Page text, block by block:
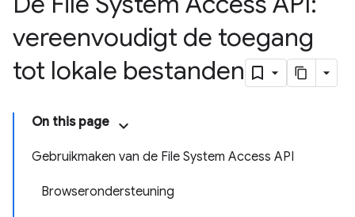
vereenvoudigt de toegang
tot lokale bestanden
On this page
Gebruikmaken van de File System Access API
Browserondersteuning